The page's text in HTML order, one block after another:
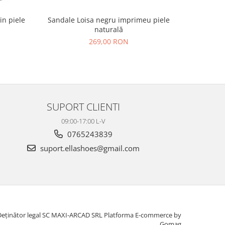
piele
Sandale Loisa negru imprimeu piele
naturală
269,00 RON
SUPORT CLIENTI
09:00-17:00 L-V
0765243839
suport.ellashoes@gmail.com
legal SC MAXI-ARCAD SRL Platforma E-commerce by